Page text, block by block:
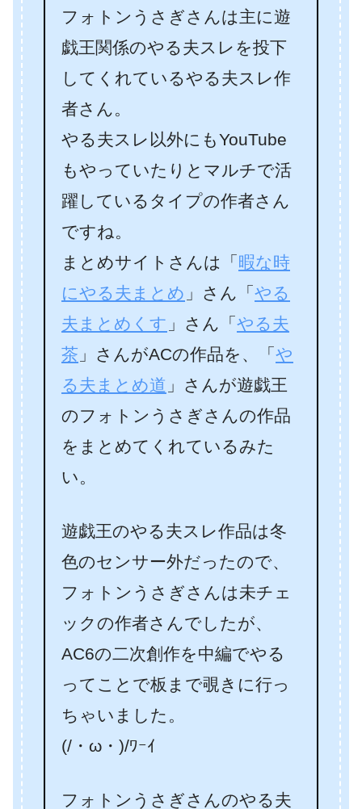
フォトンうさぎさんは主に遊
戯王関係のやる夫スレを投下
してくれているやる夫スレ作
者さん。
やる夫スレ以外にもYouTube
もやっていたりとマルチで活
躍しているタイプの作者さん
ですね。
まとめサイトさんは「 暇な時
にやる夫まとめ 」さん「 やる
夫まとめくす 」さん「 やる夫
茶 」さんがACの作品を、「 や
る夫まとめ道 」さんが遊戯王
のフォトンうさぎさんの作品
をまとめてくれているみた
い。
遊戯王のやる夫スレ作品は冬
色のセンサー外だったので、
フォトンうさぎさんは未チェ
ックの作者さんでしたが、
AC6の二次創作を中編でやる
ってことで板まで覗きに行っ
ちゃいました。
(/・ω・)/ﾜｰｲ
フォトンうさぎさんのやる夫